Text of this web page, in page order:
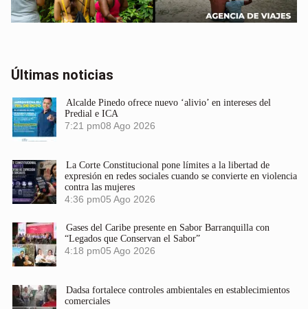
Últimas noticias
Alcalde Pinedo ofrece nuevo ‘alivio’ en intereses del
Predial e ICA
7:21 pm08 Ago 2026
La Corte Constitucional pone límites a la libertad de
expresión en redes sociales cuando se convierte en violencia
contra las mujeres
4:36 pm05 Ago 2026
Gases del Caribe presente en Sabor Barranquilla con
“Legados que Conservan el Sabor”
4:18 pm05 Ago 2026
Dadsa fortalece controles ambientales en establecimientos
comerciales